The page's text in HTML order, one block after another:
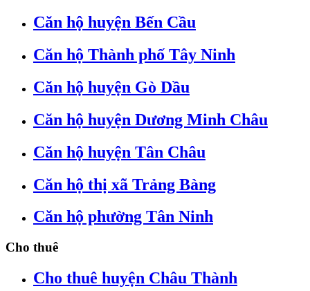
Căn hộ huyện Bến Cầu
Căn hộ Thành phố Tây Ninh
Căn hộ huyện Gò Dầu
Căn hộ huyện Dương Minh Châu
Căn hộ huyện Tân Châu
Căn hộ thị xã Trảng Bàng
Căn hộ phường Tân Ninh
Cho thuê
Cho thuê huyện Châu Thành